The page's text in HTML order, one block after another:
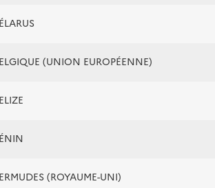
(UNION EUROPÉENNE)
(ROYAUME-UNI)